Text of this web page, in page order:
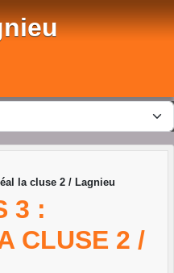
la cluse 2 / Lagnieu
3 :
CLUSE 2 /